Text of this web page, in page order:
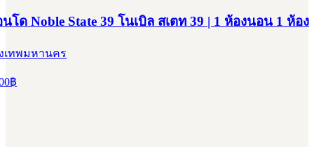
โด Noble State 39 โนเบิล สเตท 39 | 1 ห้องนอน 1 ห้อง
เทพมหานคร
฿